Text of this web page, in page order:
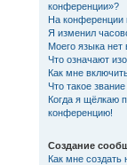
конференции»?
На конференции
Я изменил
Моего языка нет
Что означают
Как мне
Что такое
Когда я щёлкаю
конференцию!
Создание
Как мне